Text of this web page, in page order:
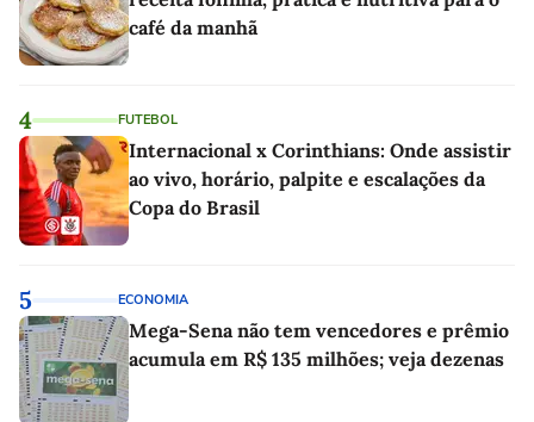
café da manhã
4 FUTEBOL
Internacional x Corinthians: Onde assistir
ao vivo, horário, palpite e escalações da
Copa do Brasil
5 ECONOMIA
Mega-Sena não tem vencedores e prêmio
acumula em R$ 135 milhões; veja dezenas